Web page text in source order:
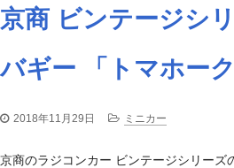
京商 ビンテージシ
バギー 「トマホーク
2018年11月29日 ミニカー
京商のラジコンカー ビンテージシリーズ